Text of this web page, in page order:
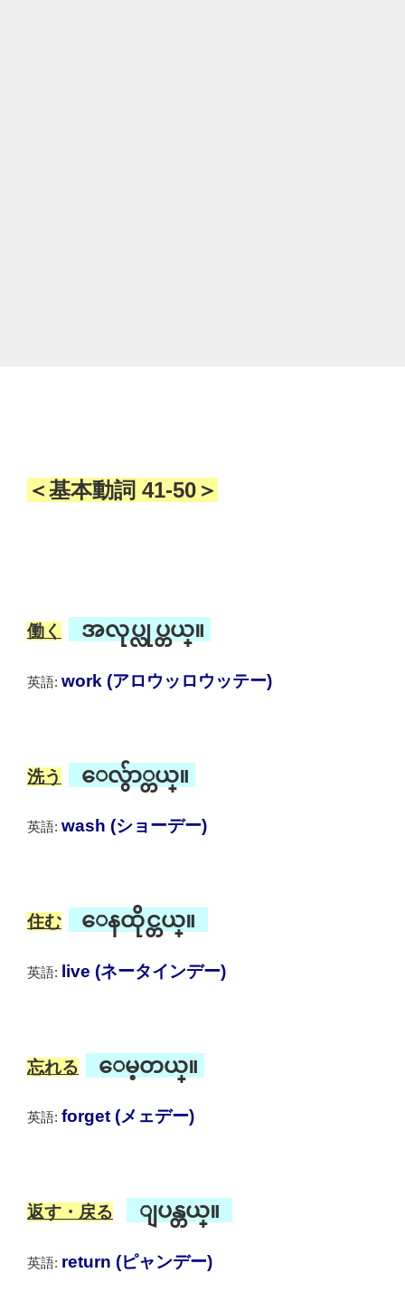
＜基本動詞 41-50＞
働く အလုပ္လုပ္တယ္။
英語: work (アロウッロウッテー)
洗う ေလွ်ာ္တယ္။
英語: wash (ショーデー)
住む ေနထိုင္တယ္။
英語: live (ネータインデー)
忘れる ေမ့တယ္။
英語: forget (メェデー)
返す・戻る ျပန္တယ္။
英語: return (ピャンデー)